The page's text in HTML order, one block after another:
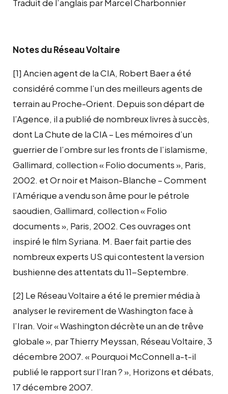
Traduit de l’anglais par Marcel Charbonnier
Notes du Réseau Voltaire
[1] Ancien agent de la CIA, Robert Baer a été
considéré comme l’un des meilleurs agents de
terrain au Proche-Orient. Depuis son départ de
l’Agence, il a publié de nombreux livres à succès,
dont La Chute de la CIA – Les mémoires d’un
guerrier de l’ombre sur les fronts de l’islamisme,
Gallimard, collection « Folio documents », Paris,
2002. et Or noir et Maison-Blanche – Comment
l’Amérique a vendu son âme pour le pétrole
saoudien, Gallimard, collection « Folio
documents », Paris, 2002. Ces ouvrages ont
inspiré le film Syriana. M. Baer fait partie des
nombreux experts US qui contestent la version
bushienne des attentats du 11-Septembre.
[2] Le Réseau Voltaire a été le premier média à
analyser le revirement de Washington face à
l’Iran. Voir « Washington décrète un an de trêve
globale », par Thierry Meyssan, Réseau Voltaire, 3
décembre 2007. « Pourquoi McConnell a-t-il
publié le rapport sur l’Iran ? », Horizons et débats,
17 décembre 2007.